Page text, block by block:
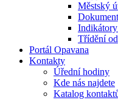
Městský
Třídění
Portál Opavana
Kontakty
Úřední hodiny
Kde nás najdete
Katalog